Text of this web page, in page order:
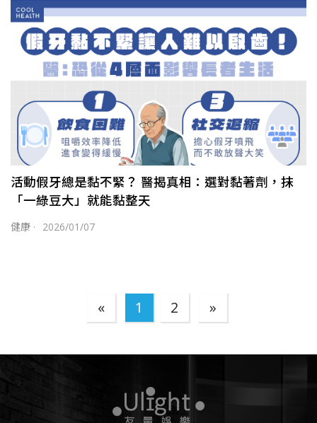
活動假牙總是黏不緊？ 醫揭真相：選對黏著劑，抹
「一綠豆大」就能黏整天
健康 · 2026/01/07
« 1 2 »